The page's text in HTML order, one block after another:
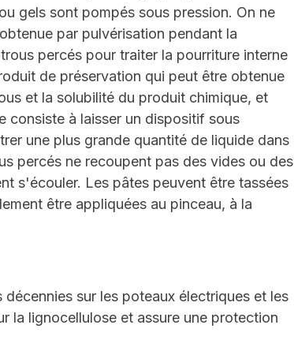
gels sont pompés sous pression. On ne
par pulvérisation pendant la
percés pour traiter la pourriture interne
de préservation qui peut être obtenue
et la solubilité du produit chimique, et
consiste à laisser un dispositif sous
une plus grande quantité de liquide dans
percés ne recoupent pas des vides ou des
s'écouler. Les pâtes peuvent être tassées
être appliquées au pinceau, à la
sur les poteaux électriques et les
la lignocellulose et assure une protection